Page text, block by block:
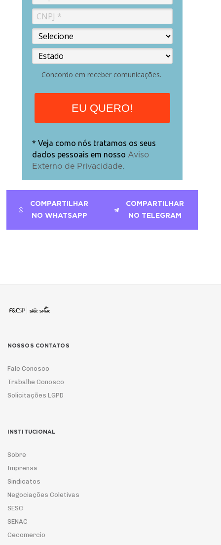
Concordo em receber comunicações.
EU QUERO!
* Veja como nós tratamos os seus
dados pessoais em nosso Aviso
Externo de Privacidade.
COMPARTILHAR
NO WHATSAPP
COMPARTILHAR
NO TELEGRAM
NOSSOS CONTATOS
Fale Conosco
Trabalhe Conosco
Solicitações LGPD
INSTITUCIONAL
Sobre
Imprensa
Sindicatos
Negociações Coletivas
SESC
SENAC
Cecomercio